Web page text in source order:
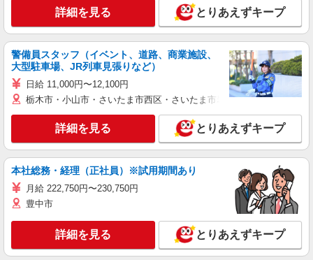
詳細を見る とりあえずキープ
警備員スタッフ（イベント、道路、商業施設、
大型駐車場、JR列車見張りなど）
日給 11,000円〜12,100円
栃木市・小山市・さいたま市西区・さいたま市岩槻区・久喜市・蓮田
詳細を見る とりあえずキープ
本社総務・経理（正社員）※試用期間あり
月給 222,750円〜230,750円
豊中市
詳細を見る とりあえずキープ